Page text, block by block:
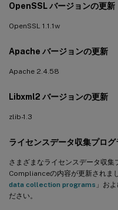
OpenSSL バージョンの更新
OpenSSL 1.1.1w
Apache バージョンの更新
Apache 2.4.58
Libxml2 バージョンの更新
zlib-1.3
ライセンスデータ収集プロ
さまざまなライセンスデータ収
Complianceの内容が更新されま
data collection programs 」お
ださい。